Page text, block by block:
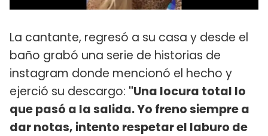
La cantante, regresó a su casa y desde el
baño grabó una serie de historias de
instagram donde mencionó el hecho y
ejerció su descargo: "Una locura total lo
que pasó a la salida. Yo freno siempre a
dar notas, intento respetar el laburo de